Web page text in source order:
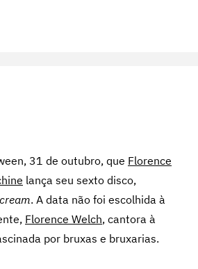
31 de outubro, que Florence
lança seu sexto disco,
. A data não foi escolhida à
Florence Welch, cantora à
por bruxas e bruxarias.